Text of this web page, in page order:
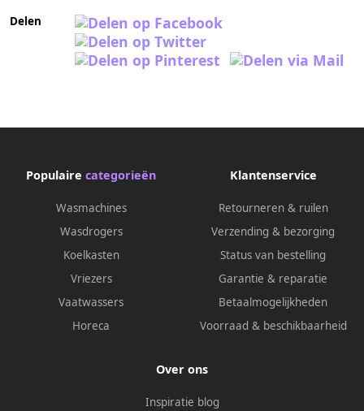
Delen
Populaire categorieën
Wasmachines
Wasdrogers
Koelkasten
Vriezers
Vaatwassers
Horeca
Klantenservice
Retourneren & ruilen
Verzending & bezorging
Status van bestelling
Garantie & reparatie
Betaalmogelijkheden
Voorraad & beschikbaarheid
Over ons
Inspiratie blog